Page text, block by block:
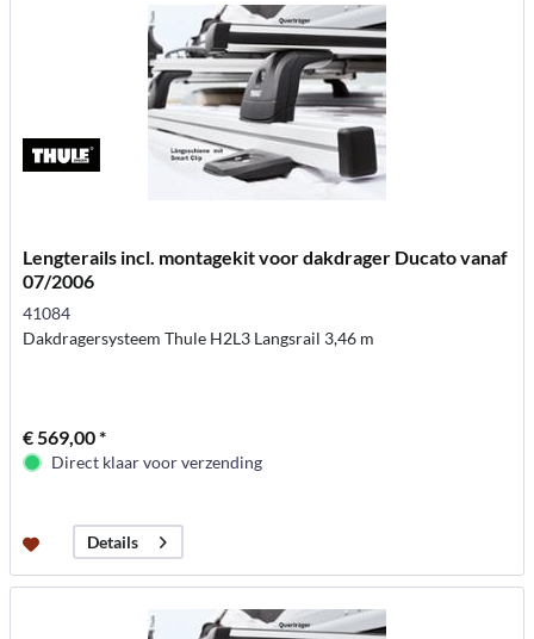
Lengterails incl. montagekit voor dakdrager Ducato vanaf
07/2006
41084
Dakdragersysteem Thule H2L3 Langsrail 3,46 m
€ 569,00 *
Direct klaar voor verzending
Details